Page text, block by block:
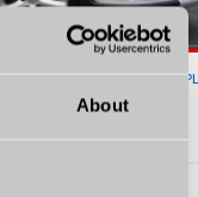
About